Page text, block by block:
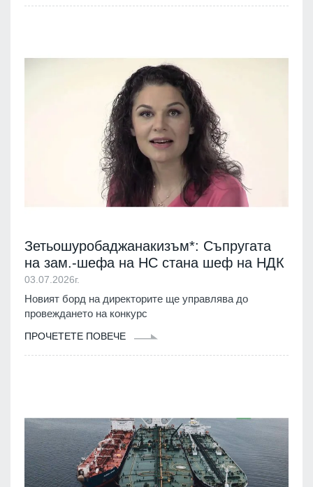
Зетьошуробаджанакизъм*: Съпругата
на зам.-шефа на НС стана шеф на НДК
03.07.2026г.
Новият борд на директорите ще управлява до
провеждането на конкурс
ПРОЧЕТЕТЕ ПОВЕЧЕ